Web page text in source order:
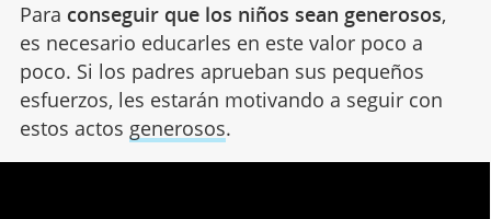
Para conseguir que los niños sean generosos,
es necesario educarles en este valor poco a
poco. Si los padres aprueban sus pequeños
esfuerzos, les estarán motivando a seguir con
estos actos generosos.